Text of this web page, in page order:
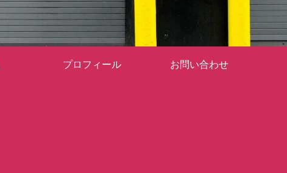
プロフィール お問い合わせ